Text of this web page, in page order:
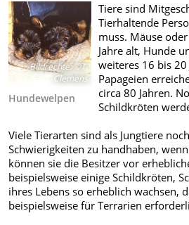
Bildrechte:©T.
Clemens
Hundewelpen
Tiere sind
Tierhaltende
muss. Mäuse
Jahre alt, Hunde
weiteres 16 bis
Papageien
circa 80 Jahren.
Schildkröten
Viele Tierarten sind als Jungtiere
Schwierigkeiten zu handhaben,
können sie die Besitzer vor
beispielsweise einige Schildkröten,
ihres Lebens so erheblich wachsen,
beispielsweise für Terrarien